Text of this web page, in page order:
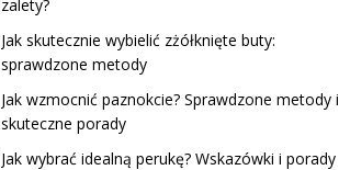
zalety?
Jak skutecznie wybielić zżółknięte buty:
sprawdzone metody
Jak wzmocnić paznokcie? Sprawdzone metody i
skuteczne porady
Jak wybrać idealną perukę? Wskazówki i porady